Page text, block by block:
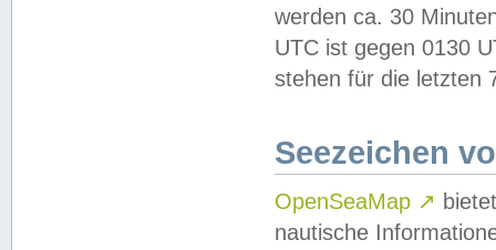
werden ca. 30
UTC ist gegen 0130
stehen für die letzten
Seezeichen
OpenSeaMap ↗
nautische